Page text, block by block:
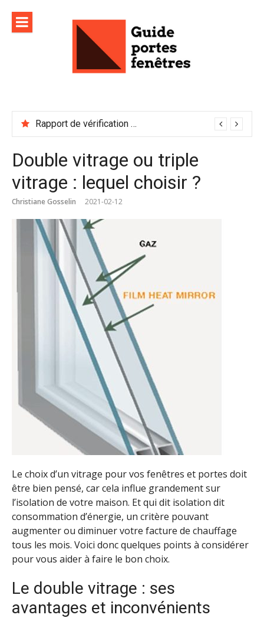
contenu
Rapport de vérification sécurité : à conserver précieusement
Double vitrage ou triple
vitrage : lequel choisir ?
Christiane Gosselin 2021-02-12
Le choix d’un vitrage pour vos fenêtres et portes doit
être bien pensé, car cela influe grandement sur
l’isolation de votre maison. Et qui dit isolation dit
consommation d’énergie, un critère pouvant
augmenter ou diminuer votre facture de chauffage
tous les mois. Voici donc quelques points à considérer
pour vous aider à faire le bon choix.
Le double vitrage : ses
avantages et inconvénients